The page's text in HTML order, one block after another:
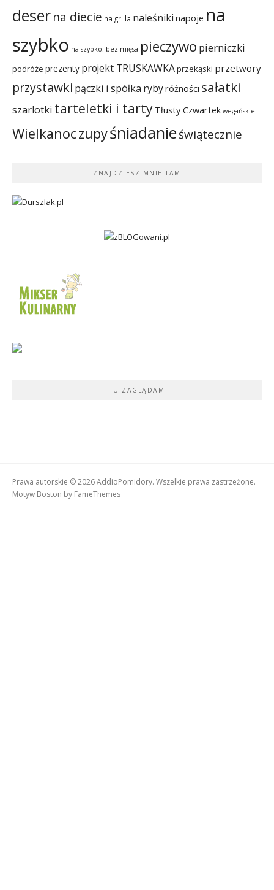
deserna diecie na grilla naleśniki napoje na
szybko na szybko; bez mięsa pieczywo pierniczki
podróże prezenty projekt TRUSKAWKAprzekąski przetwory
przystawki pączki i spółka rybyróżności sałatki
szarlotki tarteletki i tarty Tłusty Czwartek wegańskie
Wielkanoczupyśniadanieświątecznie
ZNAJDZIESZ MNIE TAM
TU ZAGLĄDAM
Prawa autorskie © 2026 AddioPomidory. Wszelkie prawa zastrzeżone.
Motyw Boston by FameThemes